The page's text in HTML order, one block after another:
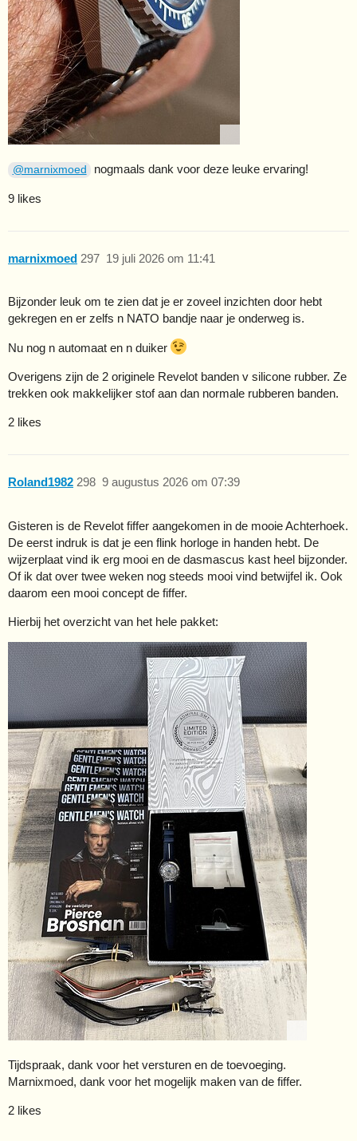
@marnixmoed nogmaals dank voor deze leuke ervaring!
9 likes
marnixmoed 19 juli 2026 om 11:41
297
Bijzonder leuk om te zien dat je er zoveel inzichten door hebt
gekregen en er zelfs n NATO bandje naar je onderweg is.
Nu nog n automaat en n duiker
Overigens zijn de 2 originele Revelot banden v silicone rubber. Ze
trekken ook makkelijker stof aan dan normale rubberen banden.
2 likes
Roland1982 9 augustus 2026 om 07:39
298
Gisteren is de Revelot fiffer aangekomen in de mooie Achterhoek.
De eerst indruk is dat je een flink horloge in handen hebt. De
wijzerplaat vind ik erg mooi en de dasmascus kast heel bijzonder.
Of ik dat over twee weken nog steeds mooi vind betwijfel ik. Ook
daarom een mooi concept de fiffer.
Hierbij het overzicht van het hele pakket:
Tijdspraak, dank voor het versturen en de toevoeging.
Marnixmoed, dank voor het mogelijk maken van de fiffer.
2 likes